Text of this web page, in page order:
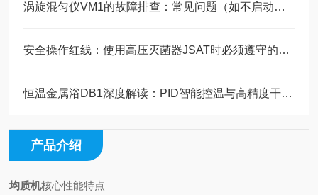
涡旋混匀仪VM1的故障排查：常见问题（如不启动、异响）的解决方法
安全操作红线：使用高压灭菌器JSAT时必须遵守的安全准则
恒温金属浴DB1深度解读：PID智能控温与高精度干式加热技术原理
产品介绍
均质机核心性能特点